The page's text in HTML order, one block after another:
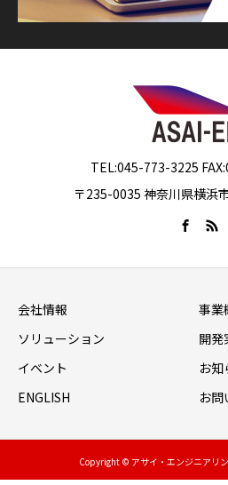
TEL:045-773-3225
〒235-0035 神奈川県横浜
会社情報
事業
ソリューション
開発
イベント
お知
ENGLISH
お問
Copyright © アサイ・エンジニアリ